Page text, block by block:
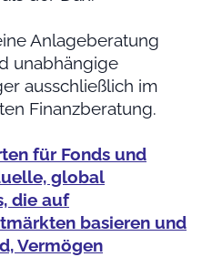
Anlageberatung
unabhängige
ausschließlich im
Finanzberatung.
für Fonds und
global
die auf
basieren und
Vermögen